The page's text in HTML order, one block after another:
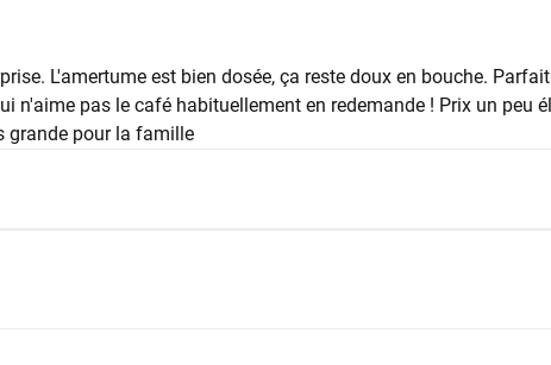
L'amertume est bien dosée, ça reste doux en bouche.
pas le café habituellement en redemande ! Prix un peu
grande pour la famille